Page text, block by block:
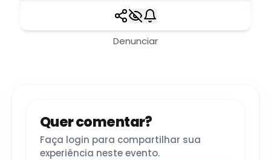
Denunciar
Quer comentar?
Faça login para compartilhar sua
experiência neste evento.